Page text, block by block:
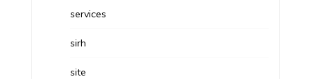
services
sirh
site